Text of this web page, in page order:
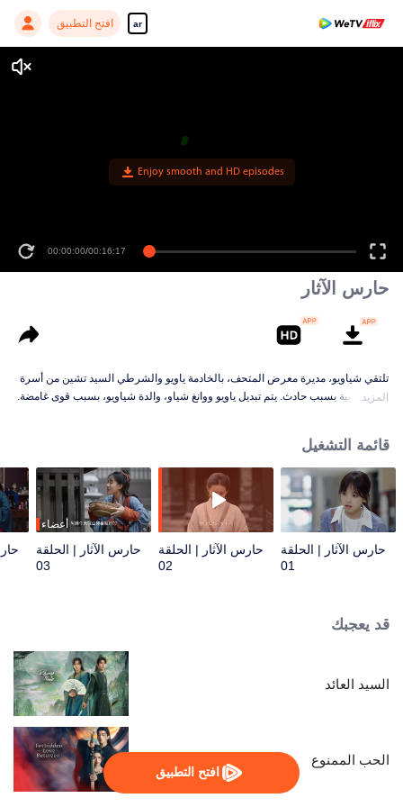
ar افتح التطبيق
افتح التطبيق
Enjoy smooth and HD episodes
00:00:00/00:16:17
حارس الآثار
تلتقي شياويو، مديرة معرض المتحف، بالخادمة ياويو والشرطي السيد تشين من أسرة
هان الغربية بسبب حادث. يتم تبديل ياويو ووانغ شياو، والدة شياويو، بسبب قوى غامضة.
تشوي ولي شي أخيرًا.
المزيد
قائمة التشغيل
حارس الآثار | الحلقة
01
حارس الآثار | الحلقة
02
أعضاء
حارس الآثار | الحلقة
03
قد يعجبك
السيد العائد
الحب الممنوع